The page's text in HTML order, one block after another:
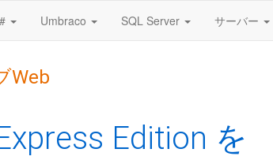
Umbraco SQL Server サーバー
Web
Edition を